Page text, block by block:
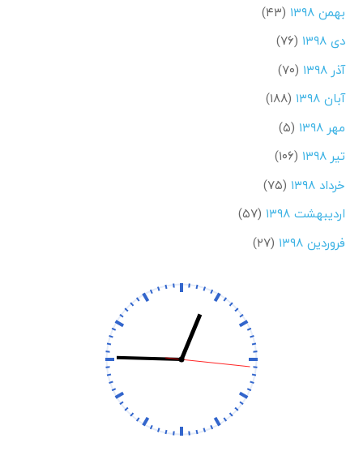
بهمن ۱۳۹۸
(۴۳)
دی ۱۳۹۸
(۷۶)
آذر ۱۳۹۸
(۷۰)
آبان ۱۳۹۸
(۱۸۸)
مهر ۱۳۹۸
(۵)
تیر ۱۳۹۸
(۱۰۶)
خرداد ۱۳۹۸
(۷۵)
اردیبهشت ۱۳۹۸
(۵۷)
فروردین ۱۳۹۸
(۲۷)